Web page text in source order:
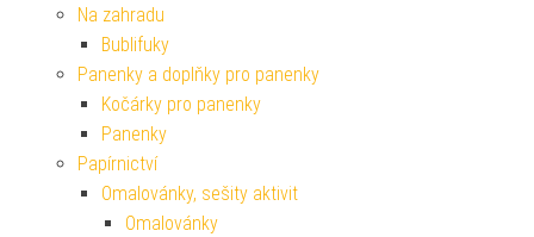
Na zahradu
Bublifuky
Panenky a doplňky pro panenky
Kočárky pro panenky
Panenky
Papírnictví
Omalovánky, sešity aktivit
Omalovánky